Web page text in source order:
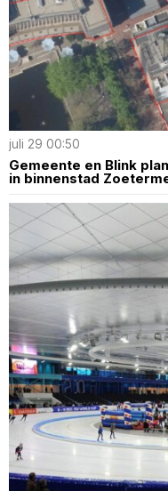
juli 29 00:50
Gemeente en Blink
in binnenstad